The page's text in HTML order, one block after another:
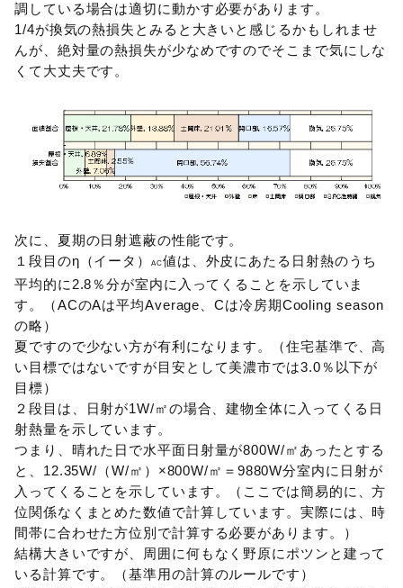
調している場合は適切に動かす必要があります。
1/4が換気の熱損失とみると大きいと感じるかもしれませ
んが、絶対量の熱損失が少なめですのでそこまで気にしな
くて大丈夫です。
次に、夏期の日射遮蔽の性能です。
１段目のη（イータ）
AC値は、外皮にあたる日射熱のうち
平均的に2.8％分が室内に入ってくることを示していま
す。（ACのAは平均Average、Cは冷房期Cooling season
の略）
夏ですので少ない方が有利になります。（住宅基準で、高
い目標ではないですが目安として美濃市では3.0％以下が
目標）
２段目は、日射が1W/㎡の場合、建物全体に入ってくる日
射熱量を示しています。
つまり、晴れた日で水平面日射量が800W/㎡あったとする
と、12.35W/（W/㎡）×800W/㎡＝9880W分室内に日射が
入ってくることを示しています。（ここでは簡易的に、方
位関係なくまとめた数値で計算しています。実際には、時
間帯に合わせた方位別で計算する必要があります。）
結構大きいですが、周囲に何もなく野原にポツンと建って
いる計算です。（基準用の計算のルールです）